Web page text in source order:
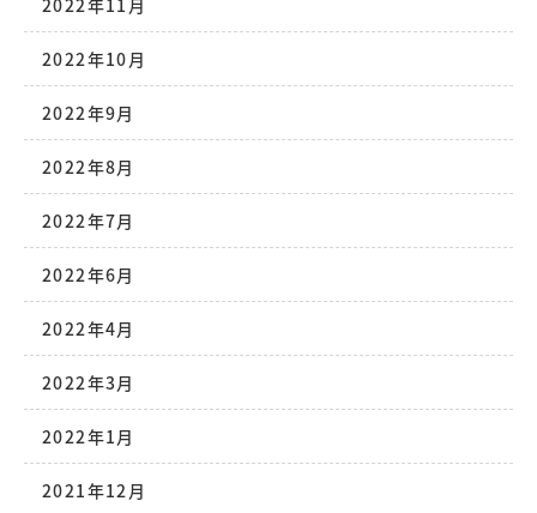
2022年11月
2022年10月
2022年9月
2022年8月
2022年7月
2022年6月
2022年4月
2022年3月
2022年1月
2021年12月